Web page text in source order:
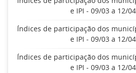
e IPI - 09/03 a 12/
Índices de participação dos
e IPI - 09/03 a 12/
Índices de participação dos
e IPI - 09/03 a 12/